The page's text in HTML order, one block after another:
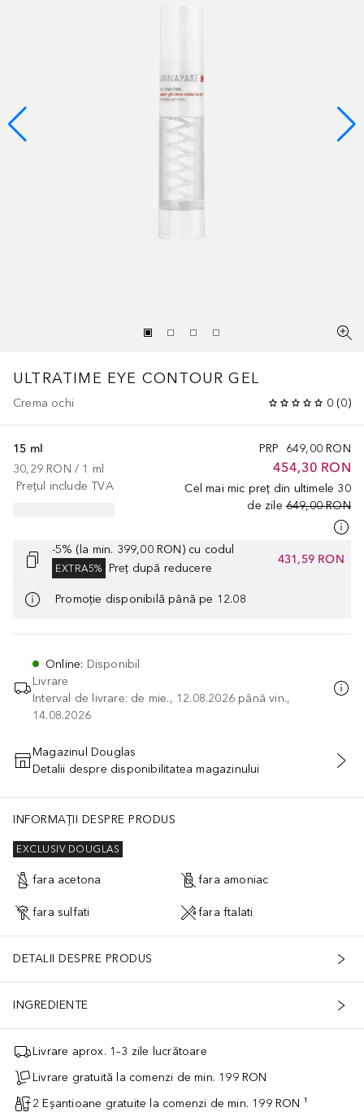
ULTRATIME EYE CONTOUR GEL
Crema ochi 0 (0)
PRP 649,00 RON
454,30 RON
Cel mai mic preț din ultimele 30
de zile 649,00 RON
15 ml
30,29 RON / 1 ml
Prețul include TVA
-5% (la min. 399,00 RON) cu codul
EXTRA5% Preț după reducere
431,59 RON
Promoție disponibilă până pe 12.08
Online: Disponibil
Livrare
Interval de livrare: de mie., 12.08.2026 până vin.,
14.08.2026
ADĂUGAȚI ÎN COŞ
Magazinul Douglas
Detalii despre disponibilitatea magazinului
INFORMAȚII DESPRE PRODUS
EXCLUSIV DOUGLAS
fara acetona fara amoniac
fara sulfati fara ftalati
DETALII DESPRE PRODUS
INGREDIENTE
Livrare aprox. 1–3 zile lucrătoare
Livrare gratuită la comenzi de min. 199 RON
2 Eșantioane gratuite la comenzi de min. 199 RON ¹